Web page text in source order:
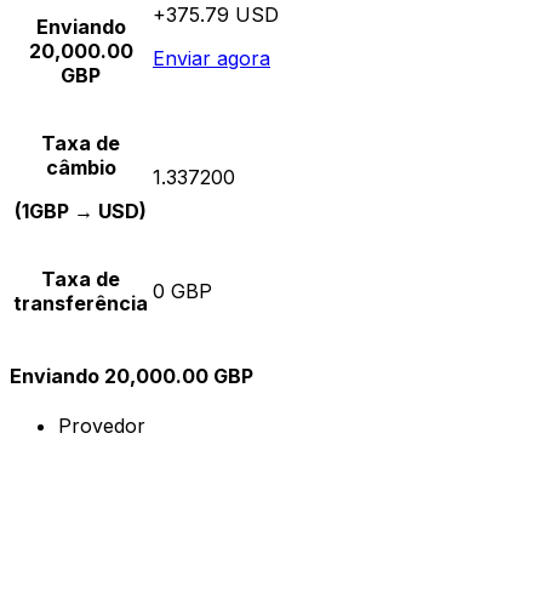
Enviando
20,000.00
GBP
+375.79 USD
Enviar agora
Taxa de
câmbio
(1GBP → USD)
1.337200
Taxa de
transferência 0 GBP
Enviando 20,000.00 GBP
Provedor